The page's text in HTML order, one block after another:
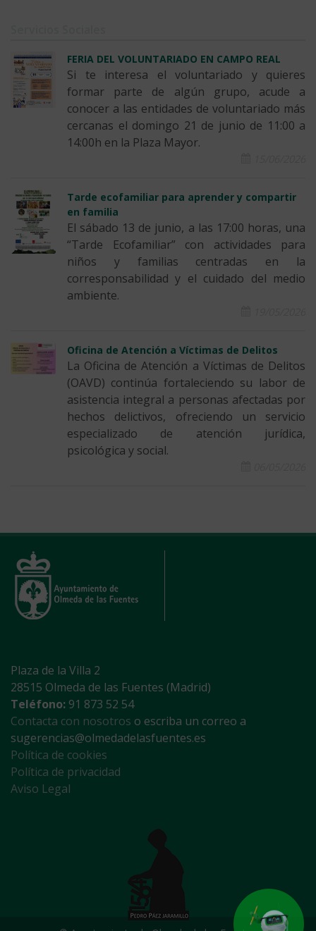
FERIA DEL VOLUNTARIADO EN CAMPO REAL
Si te interesa el voluntariado y quieres
formar parte de algún grupo, acude a
conocer a las entidades de voluntariado más
cercanas el domingo 21 de junio de 11:00 a
14:00h en la Plaza Mayor.
Tarde ecofamiliar para aprender y compartir
en familia
El sábado 13 de junio, a las 17:00 horas, una
“Tarde Ecofamiliar” con actividades para
niños y familias centradas en la
corresponsabilidad y el cuidado del medio
ambiente.
Oficina de Atención a Víctimas de Delitos
La Oficina de Atención a Víctimas de Delitos
(OAVD) continúa fortaleciendo su labor de
asistencia integral a personas afectadas por
hechos delictivos, ofreciendo un servicio
especializado de atención jurídica,
psicológica y social.
Plaza de la Villa 2
28515 Olmeda de las Fuentes (Madrid)
Teléfono: 91 873 52 54
Contacta con nosotros o escriba un correo a
sugerencias@olmedadelasfuentes.es
Política de cookies
Política de privacidad
Aviso Legal